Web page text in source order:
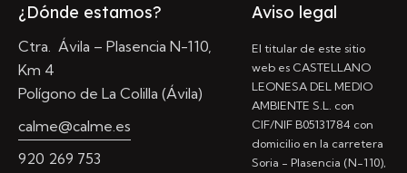
¿Dónde estamos?
Ctra. Ávila – Plasencia N-110,
Km 4
Polígono de La Colilla (Ávila)
calme@calme.es
920 269 753
Aviso legal
El titular de este sitio
web es CASTELLANO
LEONESA DEL MEDIO
AMBIENTE S.L. con
CIF/NIF B05131784 con
domicilio en la carretera
Soria - Plasencia (N-110),